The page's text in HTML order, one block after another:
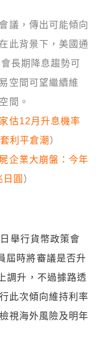
議，傳出可能傾向
此背景下，美國通
長期降息趨勢可
空間可望繼續維
間。
估12月升息機率
利平倉潮 ）
企業大崩盤：今年
圓 ）
舉行貨幣政策會
屆時將審議是否升
調升，不過據路透
此次傾向維持利率
視海外風險及明年